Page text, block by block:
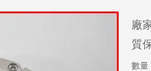
廠
質
數量